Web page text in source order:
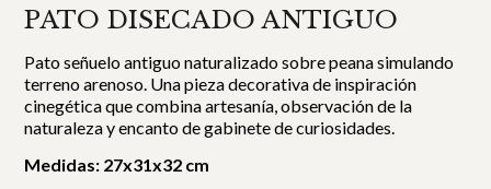
PATO DISECADO ANTIGUO
Pato señuelo antiguo naturalizado sobre peana simulando
terreno arenoso. Una pieza decorativa de inspiración
cinegética que combina artesanía, observación de la
naturaleza y encanto de gabinete de curiosidades.
Medidas: 27x31x32 cm